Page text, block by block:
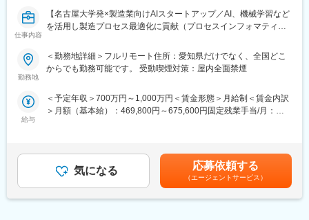
仕事内容
【名古屋大学発×製造業向けAIスタートアップ／AI、機械学習など
を活用し製造プロセス最適化に貢献（プロセスインフォマティク
■業務内容
機械学習や統計学、数理最適化を駆使して製造業における課題解
て頂きます。企業や研究所、大学との共同研究プロジェクトも多
く、新規性のあるものについては学会発表や論文投稿、特許の取
づくりを根本から改善し、直接社会の役に立てます。
・製造業ドメイン知識を持つ社員との議論をしながらの機械学
習、統計的手法や数理最適化を用いて課題解決に取り組めます。
研究要素・新規性のあるものについては学会発表や論文投稿、特
勤務地
＜勤務地詳細＞フルリモート住所：愛知県だけでなく、全国どこ
からでも勤務可能です。 受動喫煙対策：屋内全面禁煙
給与
＜予定年収＞700万円～1,000万円＜賃金形態＞月給制＜賃金内訳
＞月額（基本給）：469,800円～675,600円固定残業手当/月：
給与改定：年2回（１月、７月）■賞与：年2回（3月、9月）賃金
はあくまでも目安の金額であり、選考を通じて上下する可能性が
あります。月給(月額)は固定手当を含めた表記です。
気になる 応募依頼する
（エージェントサービス）